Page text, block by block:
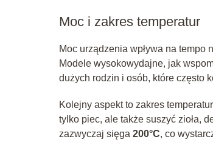
Moc i zakres temperatur
Moc urządzenia wpływa na tempo
Modele wysokowydajne, jak
dużych rodzin i osób, które często
Kolejny aspekt to zakres
tylko piec, ale także suszyć zioła,
zazwyczaj sięga 200°C, co